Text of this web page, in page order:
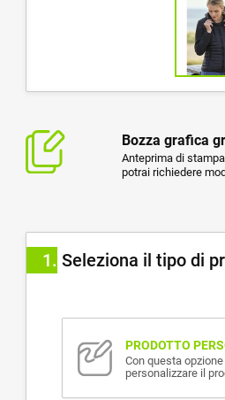
Bozza grafica
Anteprima di
potrai richiedere
1 Seleziona il tipo di
PRODOTTO
Con questa
personalizzare il